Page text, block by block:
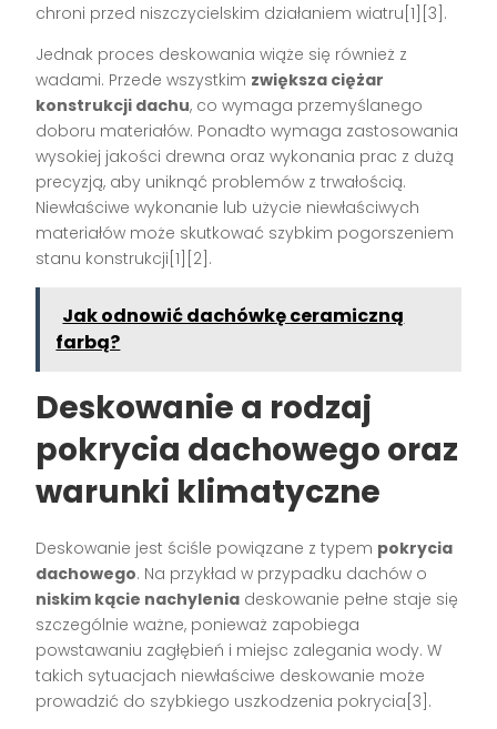
chroni przed niszczycielskim działaniem wiatru[1][3].
Jednak proces deskowania wiąże się również z
wadami. Przede wszystkim zwiększa ciężar
konstrukcji dachu, co wymaga przemyślanego
doboru materiałów. Ponadto wymaga zastosowania
wysokiej jakości drewna oraz wykonania prac z dużą
precyzją, aby uniknąć problemów z trwałością.
Niewłaściwe wykonanie lub użycie niewłaściwych
materiałów może skutkować szybkim pogorszeniem
stanu konstrukcji[1][2].
Jak odnowić dachówkę ceramiczną
farbą?
Deskowanie a rodzaj
pokrycia dachowego oraz
warunki klimatyczne
Deskowanie jest ściśle powiązane z typem pokrycia
dachowego. Na przykład w przypadku dachów o
niskim kącie nachylenia deskowanie pełne staje się
szczególnie ważne, ponieważ zapobiega
powstawaniu zagłębień i miejsc zalegania wody. W
takich sytuacjach niewłaściwe deskowanie może
prowadzić do szybkiego uszkodzenia pokrycia[3].